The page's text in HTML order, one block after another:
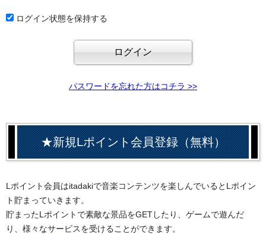
ログイン状態を保持する
パスワードを忘れた方はコチラ >>
★新規Lポイント会員登録（無料）
Lポイント会員はitadakiで音楽コンテンツを楽しんでいるとLポイン
ト貯まっていきます。
貯まったLポイントで素敵な景品をGETしたり、ゲームで遊んだ
り、様々なサービスを受けることができます。